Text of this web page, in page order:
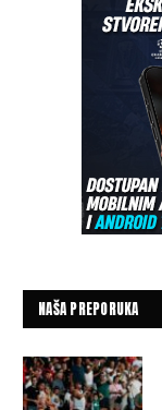
NAŠA PREPORUKA